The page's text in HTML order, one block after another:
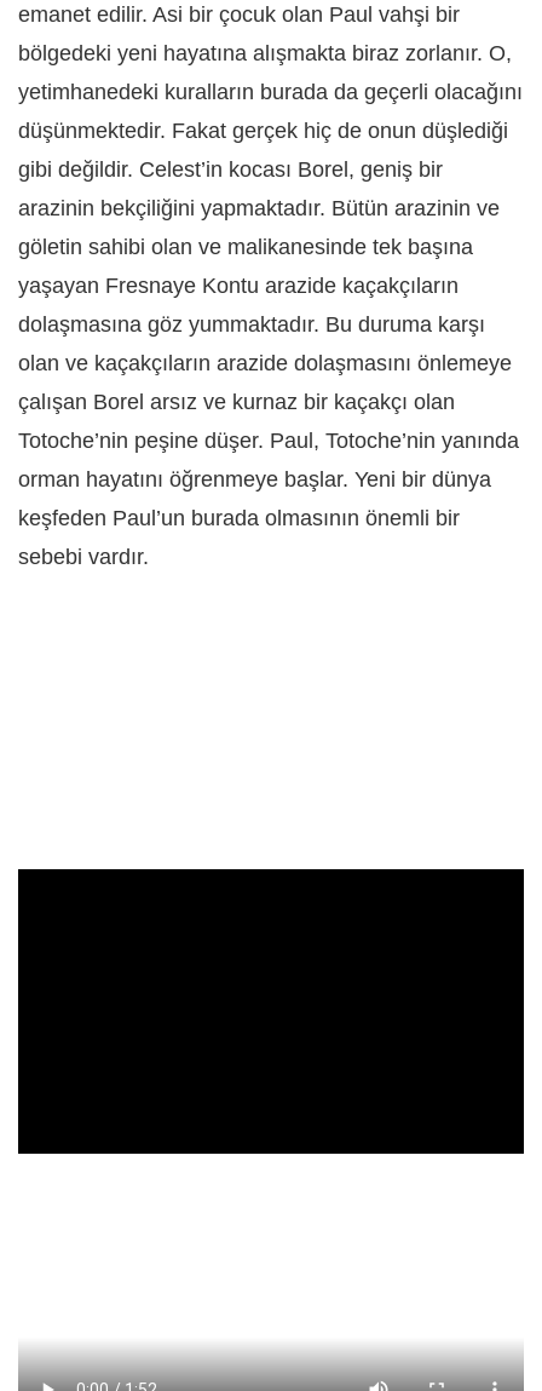
emanet edilir. Asi bir çocuk olan Paul vahşi bir
bölgedeki yeni hayatına alışmakta biraz zorlanır. O,
yetimhanedeki kuralların burada da geçerli olacağını
düşünmektedir. Fakat gerçek hiç de onun düşlediği
gibi değildir. Celest’in kocası Borel, geniş bir
arazinin bekçiliğini yapmaktadır. Bütün arazinin ve
göletin sahibi olan ve malikanesinde tek başına
yaşayan Fresnaye Kontu arazide kaçakçıların
dolaşmasına göz yummaktadır. Bu duruma karşı
olan ve kaçakçıların arazide dolaşmasını önlemeye
çalışan Borel arsız ve kurnaz bir kaçakçı olan
Totoche’nin peşine düşer. Paul, Totoche’nin yanında
orman hayatını öğrenmeye başlar. Yeni bir dünya
keşfeden Paul’un burada olmasının önemli bir
sebebi vardır.